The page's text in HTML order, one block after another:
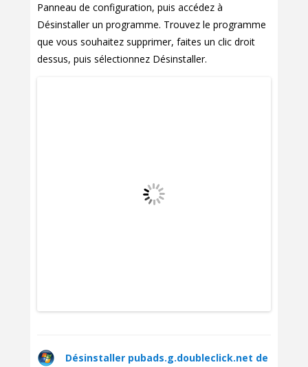
Panneau de configuration, puis accédez à
Désinstaller un programme. Trouvez le programme
que vous souhaitez supprimer, faites un clic droit
dessus, puis sélectionnez Désinstaller.
Désinstaller pubads.g.doubleclick.net de